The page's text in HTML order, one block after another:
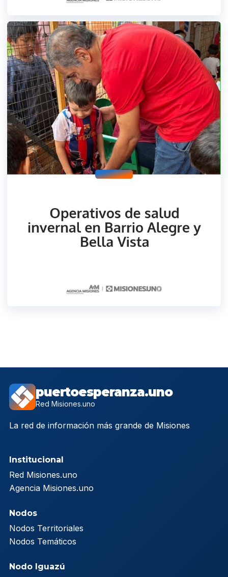
puertoesperanza.uno
Red Misiones.uno
La red de información más grande de Misiones
Institucional
Red Misiones.uno
Agencia Misiones.uno
Nodos
Nodos Territoriales
Nodos Temáticos
Nodo Iguazú